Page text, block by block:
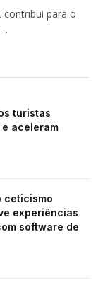
contribui para o
turistas
aceleram
ceticismo
experiências
software de